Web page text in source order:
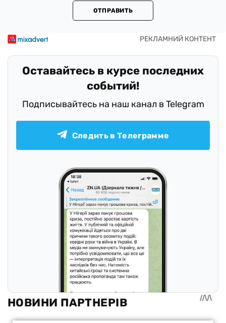
ОТПРАВИТЬ
Оставайтесь в курсе последних
событий!
Подписывайтесь на наш канал в Telegram
Следить в Телеграмме